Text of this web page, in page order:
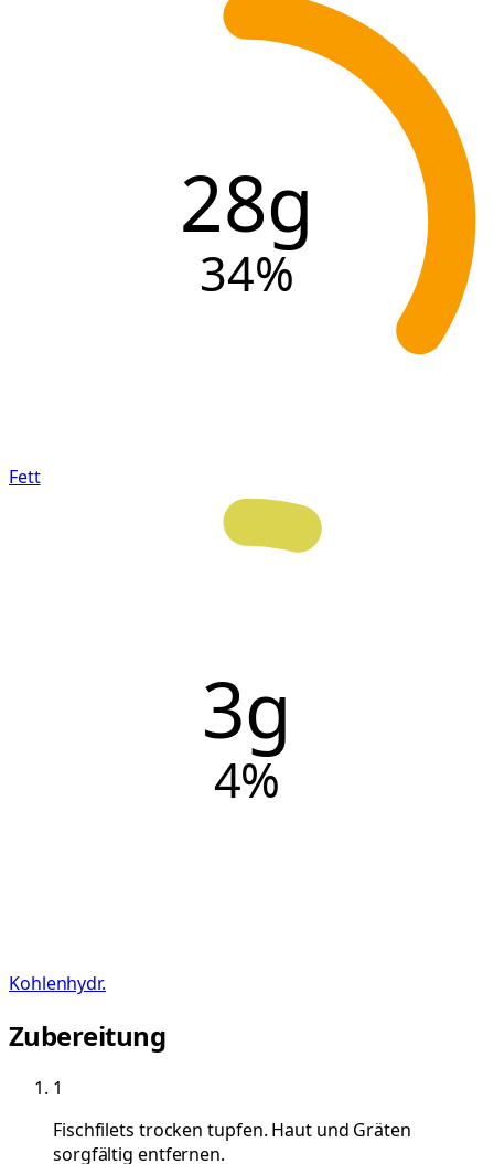
28g
34%
Fett
3g
4%
Kohlenhydr.
Zubereitung
1
Fischfilets trocken tupfen. Haut und Gräten
sorgfältig entfernen.